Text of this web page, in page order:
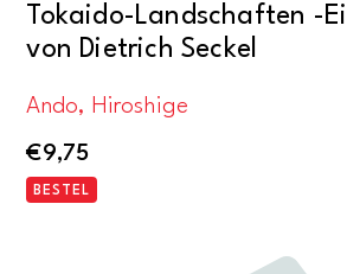
Tokaido-Landschaften -
von Dietrich Seckel
Ando, Hiroshige
€9,75
BESTEL